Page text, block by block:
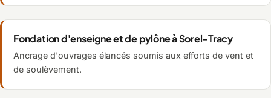
Fondation d'enseigne et de pylône à Sorel-Tracy
Ancrage d'ouvrages élancés soumis aux efforts de vent et
de soulèvement.